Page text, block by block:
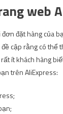
web
đặt hàng của
đề cập rằng có thể
ít khách hàng
trên AliExpress: